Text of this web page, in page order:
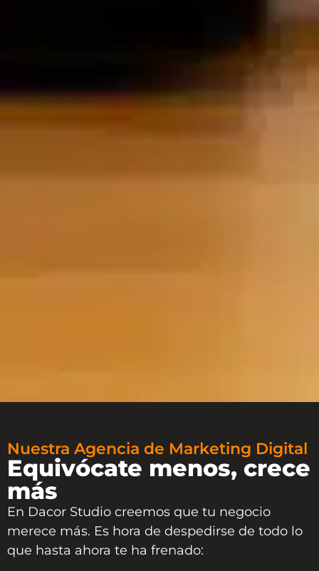
Nuestra Agencia de Marketing Digital
Equivócate menos, crece
más
En Dacor Studio creemos que tu negocio
merece más. Es hora de despedirse de todo lo
que hasta ahora te ha frenado: